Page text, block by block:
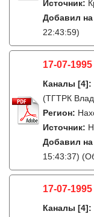
Источник:
Добавил на
22:43:59)
17-07-
Каналы [4]:
(ТГТРК
Регион:
Источник:
Добавил на
15:43:37)
17-07-
Каналы [4]: